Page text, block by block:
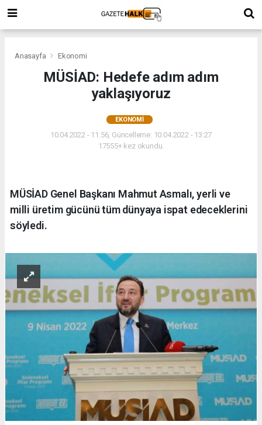
Anasayfa Ekonomi
MÜSİAD: Hedefe adım adım
yaklaşıyoruz
EKONOMI
10.04.2022 - 11:56, Güncelleme: 10.04.2022 - 13:27
17555+ kez okundu.
MÜSİAD Genel Başkanı Mahmut Asmalı, yerli ve
milli üretim gücünü tüm dünyaya ispat edeceklerini
söyledi.